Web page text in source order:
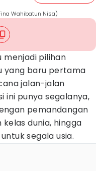
Wahibatun Nisa)
menjadi pilihan
yang baru pertama
jalan-jalan
ini punya segalanya,
pemandangan
dunia, hingga
segala usia.